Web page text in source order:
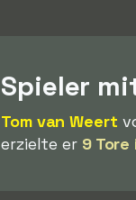
Spieler
Tom van Weert
erzielte er 9